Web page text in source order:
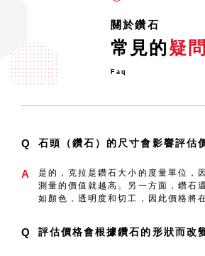
Louis Vuitton包包的發霉原因、
去除與預防方法
Louis Vuitton等包包若長時間放在衣櫃
中，包包表面、內部以及金屬部份可能會發
霉。黴菌不僅
關於鑽石
常見的疑問
Faq
Q 石頭（鑽石）的尺寸會影響評估
A
是的，克拉是鑽石大小的度量單位，
測量的價值就越高。另一方面，鑽石
如顏色，透明度和切工，因此價格將
Q 評估價格會根據鑽石的形狀而改